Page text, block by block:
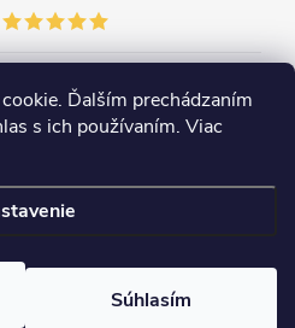
Ďalším prechádzaním
s ich používaním. Viac
Súhlasím
a super nôž
shop. Všetky práva vyhradené.